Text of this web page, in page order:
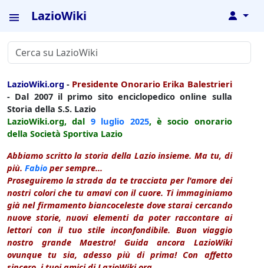
LazioWiki ↓
LazioWiki.org - Presidente Onorario Erika Balestrieri
- Dal 2007 il primo sito enciclopedico online sulla
Storia della S.S. Lazio
LazioWiki.org, dal 9 luglio 2025, è socio onorario
della Società Sportiva Lazio
Abbiamo scritto la storia della Lazio insieme. Ma tu, di
più. Fabio per sempre...
Proseguiremo la strada da te tracciata per l'amore dei
nostri colori che tu amavi con il cuore. Ti immaginiamo
già nel firmamento biancoceleste dove starai cercando
nuove storie, nuovi elementi da poter raccontare ai
lettori con il tuo stile inconfondibile. Buon viaggio
nostro grande Maestro! Guida ancora LazioWiki
ovunque tu sia, adesso più di prima! Con affetto